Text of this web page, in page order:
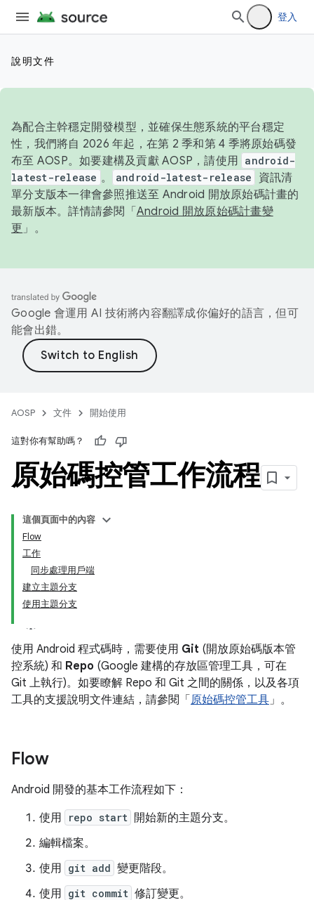
登入
說明文件
為配合主幹穩定開發模型，並確保生態系統的平台穩定
性，我們將自 2026 年起，在第 2 季和第 4 季將原始碼發
布至 AOSP。如要建構及貢獻 AOSP，請使用 android-
latest-release 。 android-latest-release
資訊清
單分支版本一律會參照推送至 Android 開放原始碼計畫的
最新版本。詳情請參閱「 Android 開放原始碼計畫變
更 」。
Google 會運用 AI 技術將內容翻譯成你偏好的語言，但可
能會出錯。
AOSP 文件 開始使用
這對你有幫助嗎？
原始碼控管工作流程
這個頁面中的內容
Flow
工作
同步處理用戶端
建立主題分支
使用主題分支
使用 Android 程式碼時，需要使用 Git (開放原始碼版本管
控系統) 和 Repo (Google 建構的存放區管理工具，可在
Git 上執行)。如要瞭解 Repo 和 Git 之間的關係，以及各項
工具的支援說明文件連結，請參閱「 原始碼控管工具」。
Flow
Android 開發的基本工作流程如下：
使用
repo start 開始新的主題分支。
編輯檔案。
使用 git add 變更階段。
使用 git commit 修訂變更。